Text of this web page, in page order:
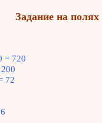
Задание на полях
= 720
72